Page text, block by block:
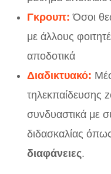
Γκρουπ: Όσοι
με άλλους
αποδοτικά
Διαδικτυακό:
τηλεκπαίδευσης
συνδυαστικά με
διδασκαλίας
διαφάνειες.